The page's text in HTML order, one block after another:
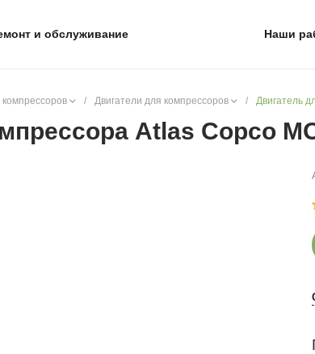
и обслуживание Наши
/ Двигатели для компрессоров / Двигатель
Atlas Copco